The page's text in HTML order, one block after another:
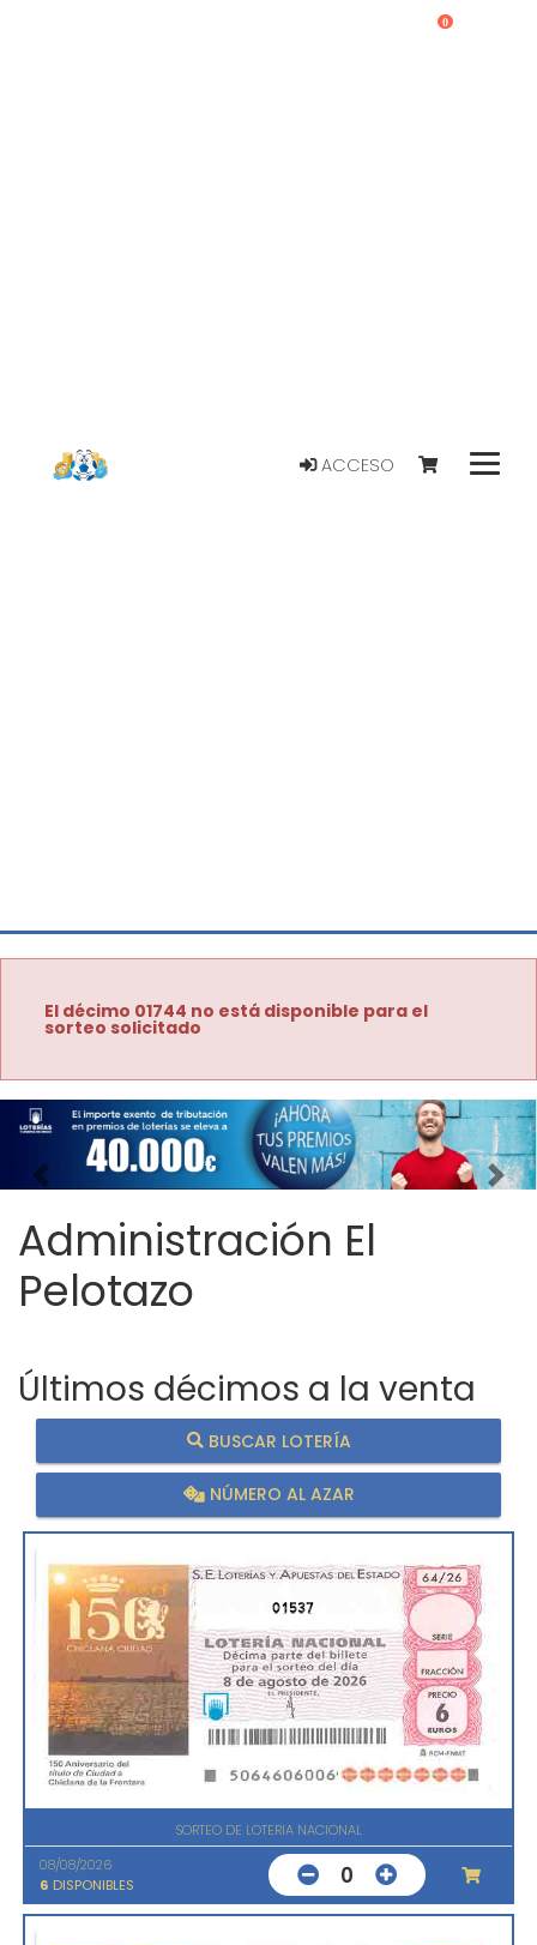
ACCESO
0
El décimo 01744 no está disponible para el
sorteo solicitado
Imagen anterior
Administración El
Pelotazo
Últimos décimos a la venta
BUSCAR LOTERÍA
NÚMERO AL AZAR
01537
SORTEO DE LOTERIA NACIONAL
08/08/2026
6 DISPONIBLES 0